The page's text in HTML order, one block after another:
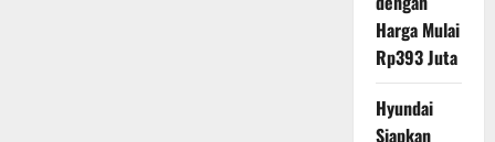
Harga Mulai
Rp393 Juta
Hyundai
Siapkan